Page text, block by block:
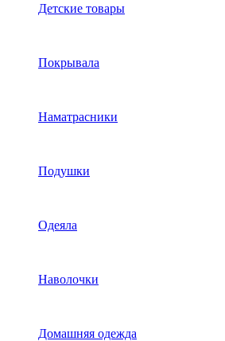
Детские товары
Покрывала
Наматрасники
Подушки
Одеяла
Наволочки
Домашняя одежда